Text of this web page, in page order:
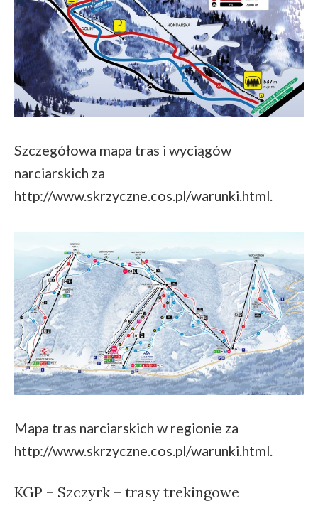
Szczegółowa mapa tras i wyciągów
narciarskich za
http://www.skrzyczne.cos.pl/warunki.html.
Mapa tras narciarskich w regionie za
http://www.skrzyczne.cos.pl/warunki.html.
KGP – Szczyrk – trasy trekingowe